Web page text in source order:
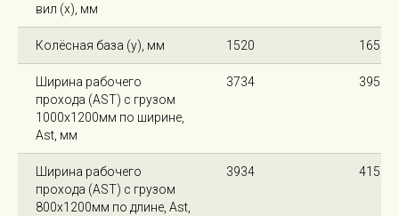
вил (x), мм
Колёсная база (y), мм 1520 1650
Ширина рабочего
прохода (AST) с грузом
1000х1200мм по ширине,
Ast, мм
3734 3952
Ширина рабочего
прохода (AST) с грузом
800х1200мм по длине, Ast,
3934 4152